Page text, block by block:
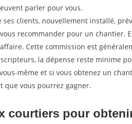
parler pour vous.
clients, nouvellement installé,
recommander pour un chantier.
Cette commission est
la dépense reste minime
même et si vous obtenez un
que vous pourrez gagner.
courtiers pour